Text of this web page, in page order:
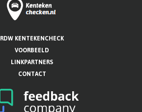
RDW KENTEKENCHECK
VOORBEELD
LINKPARTNERS
CONTACT